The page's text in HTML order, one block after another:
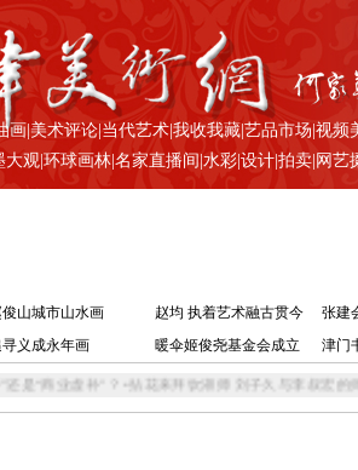
画 |美术评论 当代艺术 |我收我藏 |艺品市场 |视频
大观 |环球画林 |名家直播间 |水彩 |设计 |拍卖 网艺
俊山城市山水画 赵均 执着艺术融古贯今
张建
寻义成永年画 暖伞姬俊尧基金会成立 津门
补”？ • 拈花来拜饮湖师 刘子久与李叔宏的师生情缘•